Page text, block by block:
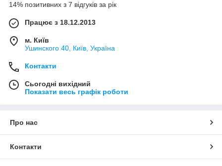
14% позитивних з 7 відгуків за рік
Працює з 18.12.2013
м. Київ
Ушинского 40, Київ, Україна
Контакти
Сьогодні вихідний
Показати весь графік роботи
Про нас
Контакти